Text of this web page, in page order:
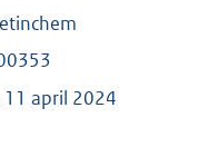
april 2024